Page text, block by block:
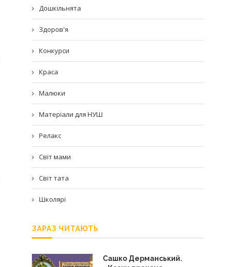
Дошкільнята
Здоров'я
Конкурси
Краса
Малюки
Матеріали для НУШ
Релакс
Світ мами
Світ тата
Школярі
ЗАРАЗ ЧИТАЮТЬ
Сашко Дерманський.